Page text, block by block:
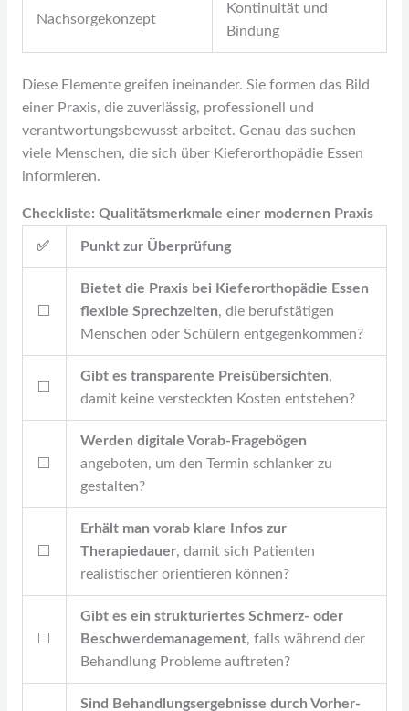
Nachsorgekonzept
Kontinuität und
Bindung
Diese Elemente greifen ineinander. Sie formen das Bild
einer Praxis, die zuverlässig, professionell und
verantwortungsbewusst arbeitet. Genau das suchen
viele Menschen, die sich über Kieferorthopädie Essen
informieren.
Checkliste: Qualitätsmerkmale einer modernen Praxis
✅ Punkt zur Überprüfung
Bietet die Praxis bei Kieferorthopädie Essen
flexible Sprechzeiten, die berufstätigen
Menschen oder Schülern entgegenkommen?
Gibt es transparente Preisübersichten,
damit keine versteckten Kosten entstehen?
Werden digitale Vorab-Fragebögen
angeboten, um den Termin schlanker zu
gestalten?
Erhält man vorab klare Infos zur
Therapiedauer, damit sich Patienten
realistischer orientieren können?
Gibt es ein strukturiertes Schmerz- oder
Beschwerdemanagement, falls während der
Behandlung Probleme auftreten?
Sind Behandlungsergebnisse durch Vorher-